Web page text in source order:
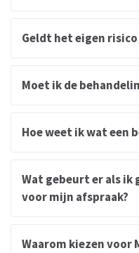
Geldt het eigen
Moet ik de
Hoe weet ik wat een
Wat gebeurt er als
voor mijn afspraak?
Waarom kiezen voor